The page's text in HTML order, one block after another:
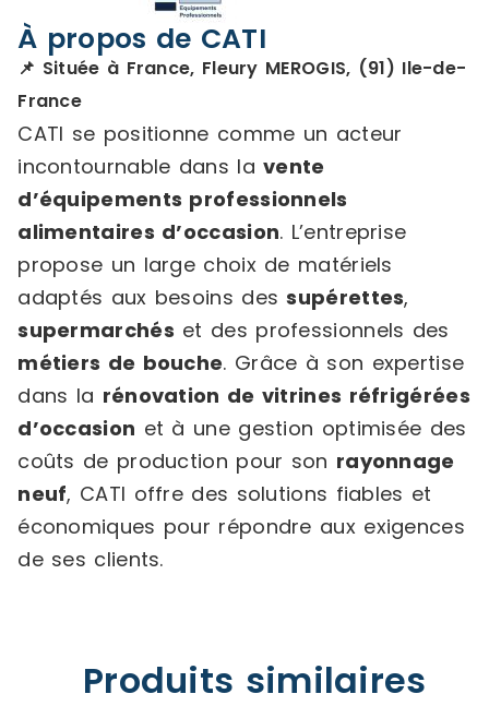
À propos de CATI
📌 Située à France, Fleury MEROGIS, (91) Ile-de-
France
CATI se positionne comme un acteur
incontournable dans lavente
d’équipements professionnels
alimentaires d’occasion. L’entreprise
propose un large choix de matériels
adaptés aux besoins dessupérettes,
supermarchés et des professionnels des
métiers de bouche. Grâce à son expertise
dans la rénovation de vitrines réfrigérées
d’occasion et à une gestion optimisée des
coûts de production pour son rayonnage
neuf, CATI offre des solutions fiables et
économiques pour répondre aux exigences
de ses clients.
Produits similaires